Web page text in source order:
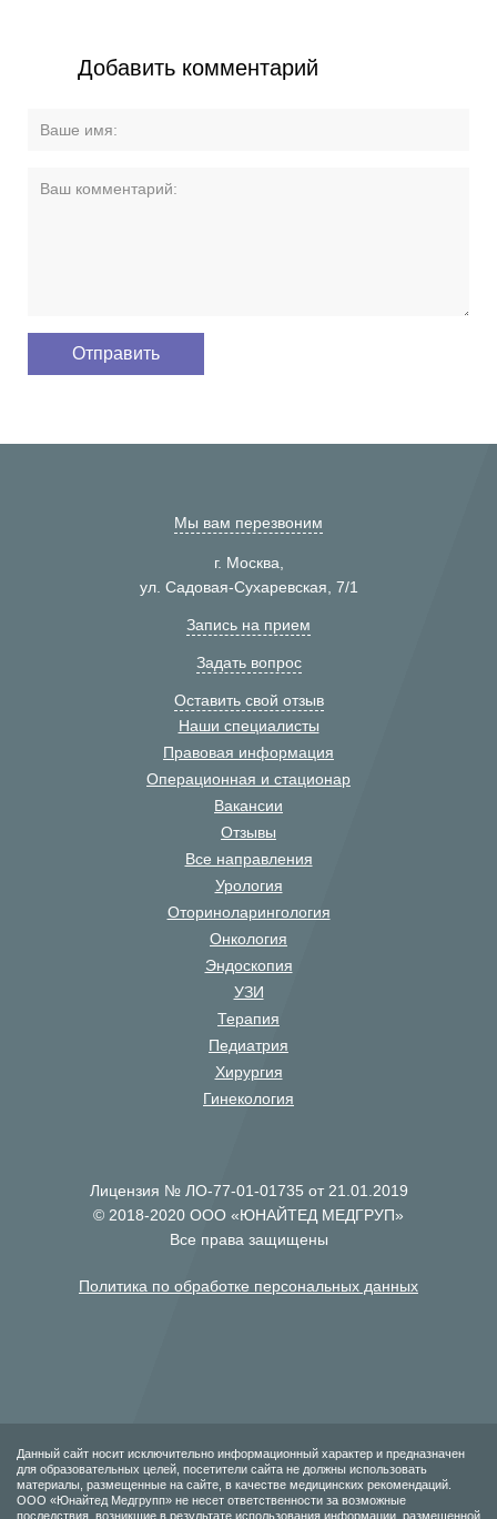
Добавить комментарий
Мы вам перезвоним
г. Москва,
ул. Садовая-Сухаревская, 7/1
Запись на прием
Задать вопрос
Оставить свой отзыв
Наши специалисты
Правовая информация
Операционная и стационар
Вакансии
Отзывы
Все направления
Урология
Оториноларингология
Онкология
Эндоскопия
УЗИ
Терапия
Педиатрия
Хирургия
Гинекология
Лицензия № ЛО-77-01-01735 от 21.01.2019
© 2018-2020 ООО «ЮНАЙТЕД МЕДГРУП»
Все права защищены
Политика по обработке персональных данных
Данный сайт носит исключительно информационный характер и предназначен
для образовательных целей, посетители сайта не должны использовать
материалы, размещенные на сайте, в качестве медицинских рекомендаций.
ООО «Юнайтед Медгрупп» не несет ответственности за возможные
последствия, возникшие в результате использования информации, размещенной